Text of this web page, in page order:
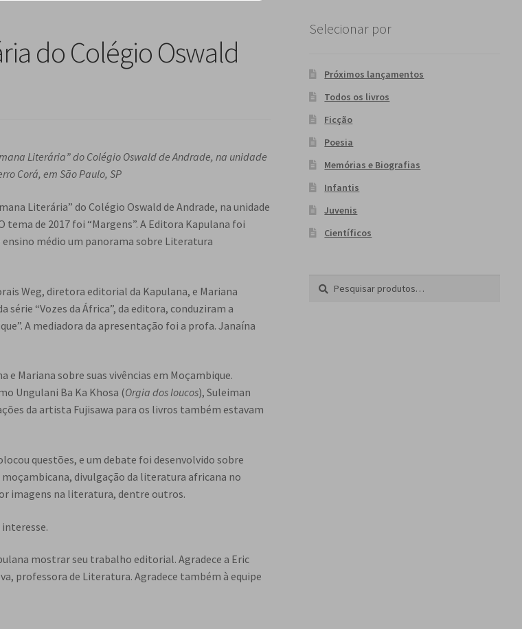
do Colégio Oswald
Literária” do Colégio Oswald de Andrade, na unidade
Corá, em São Paulo, SP
Literária” do Colégio Oswald de Andrade, na unidade
tema de 2017 foi “Margens”. A Editora Kapulana foi
ensino médio um panorama sobre Literatura
Weg, diretora editorial da Kapulana, e Mariana
série “Vozes da África”, da editora, conduziram a
A mediadora da apresentação foi a profa. Janaína
Mariana sobre suas vivências em Moçambique.
Ungulani Ba Ka Khosa (Orgia dos loucos), Suleiman
da artista Fujisawa para os livros também estavam
questões, e um debate foi desenvolvido sobre
divulgação da literatura africana no
imagens na literatura, dentre outros.
mostrar seu trabalho editorial. Agradece a Eric
professora de Literatura. Agradece também à equipe
Selecionar por
Próximos lançamentos
Todos os livros
Ficção
Poesia
Memórias e Biografias
Infantis
Juvenis
Científicos
Pesquisar